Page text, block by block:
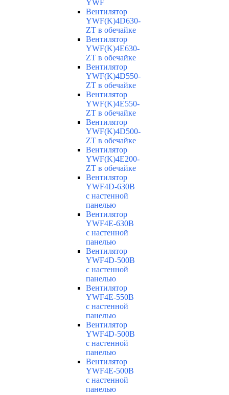
YWF
Вентилятор
YWF(K)4D630-
ZT в обечайке
Вентилятор
YWF(K)4E630-
ZT в обечайке
Вентилятор
YWF(K)4D550-
ZT в обечайке
Вентилятор
YWF(K)4E550-
ZT в обечайке
Вентилятор
YWF(K)4D500-
ZT в обечайке
Вентилятор
YWF(K)4E200-
ZT в обечайке
Вентилятор
YWF4D-630B
с настенной
панелью
Вентилятор
YWF4E-630B
с настенной
панелью
Вентилятор
YWF4D-500B
с настенной
панелью
Вентилятор
YWF4E-550B
с настенной
панелью
Вентилятор
YWF4D-500B
с настенной
панелью
Вентилятор
YWF4E-500B
с настенной
панелью